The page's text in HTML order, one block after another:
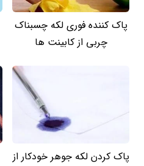
پاک کننده فوری لکه چسبناک
چربی از کابینت ها
پاک کردن لکه جوهر خودکار از